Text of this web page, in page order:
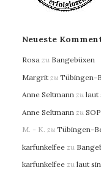
Neueste
Rosa zu Bangebüxen
Margrit zu Tübingen-
Anne Seltmann zu laut
Anne Seltmann zu
M. - K. zu Tübingen-
karfunkelfee zu
karfunkelfee zu laut